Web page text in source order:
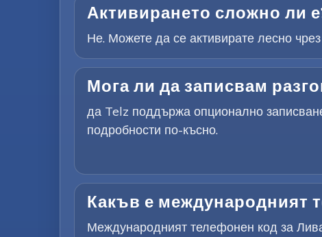
Активирането сложно ли
Не. Можете да се активирате лесно
Мога ли да записвам
да Telz поддържа опционално
подробности по-късно.
Какъв е международният
Международният телефонен код за